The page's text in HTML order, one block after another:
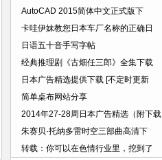
日本广告精选提供下载 [不定时更
AutoCAD 2015简体中文正式版下
卡哇伊妹教您日本车厂名称的正确日
日语五十音手写字帖
经典推理剧《古畑任三郎》全集下载
日本广告精选提供下载 [不定时更新
简单桌布网站分享
2014年27-28周日本广告精选（附下载
朱赛贝·托纳多雷时空三部曲高清下
转载：你可以在色情行业里，挖到了